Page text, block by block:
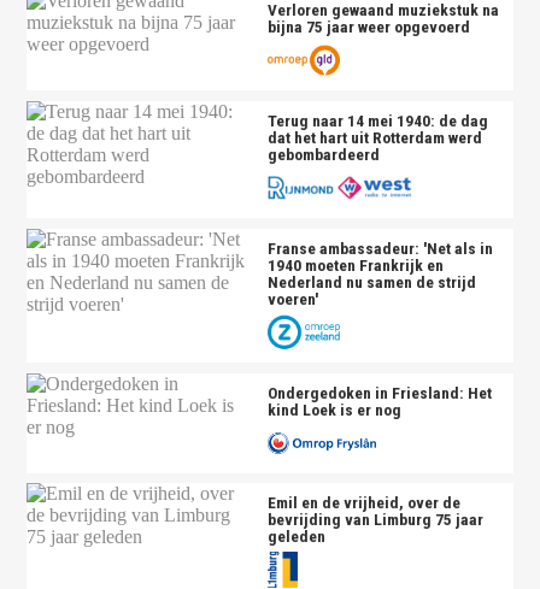
Verloren gewaand muziekstuk na
bijna 75 jaar weer opgevoerd
Terug naar 14 mei 1940: de dag
dat het hart uit Rotterdam werd
gebombardeerd
Franse ambassadeur: 'Net als in
1940 moeten Frankrijk en
Nederland nu samen de strijd
voeren'
Ondergedoken in Friesland: Het
kind Loek is er nog
Emil en de vrijheid, over de
bevrijding van Limburg 75 jaar
geleden